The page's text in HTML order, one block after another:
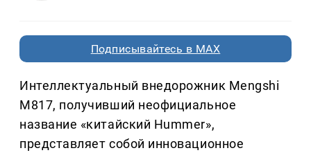
Подписывайтесь в MAX
Интеллектуальный внедорожник Mengshi
M817, получивший неофициальное
название «китайский Hummer»,
представляет собой инновационное